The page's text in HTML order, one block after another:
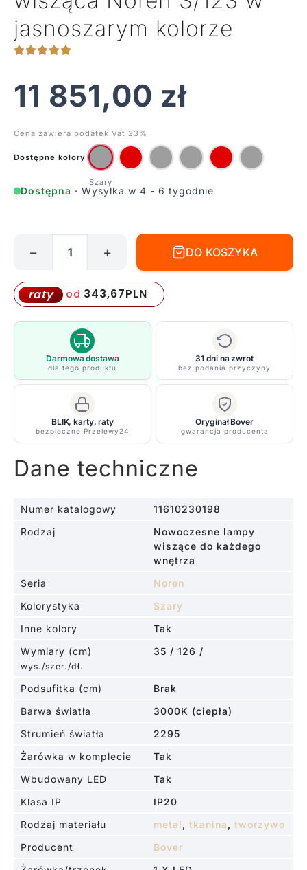
jasnoszarym kolorze
11 851,00 zł
Cena zawiera podatek Vat 23%
Dostępne kolory
Dostępna · Wysyłka w 4 - 6 tygodnie
lampa
wisząca
Noren
jasnoszarym
kolorze
− + DO KOSZYKA
raty od 343,67PLN
Darmowa dostawa
dla tego produktu
31 dni na zwrot
bez podania przyczyny
BLIK, karty, raty
bezpieczne Przelewy24
Oryginał Bover
gwarancja producenta
Dane techniczne
Numer katalogowy
11610230198
Rodzaj
Nowoczesne lampy
wiszące do każdego
wnętrza
Seria
Noren
Kolorystyka
Szary
Inne kolory
Tak
Wymiary (cm)
wys./szer./dł.
35 / 126 /
Podsufitka (cm)
Brak
Barwa światła
3000K (ciepła)
Strumień światła
2295
Żarówka w komplecie
Tak
Wbudowany LED
Tak
Klasa IP
IP20
Rodzaj materiału
metal , tkanina , tworzywo
Producent
Bover